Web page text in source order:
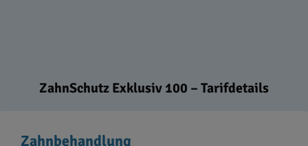
ZahnSchutz Exklusiv 100 – Tarifdetails
Zahnbehandlung